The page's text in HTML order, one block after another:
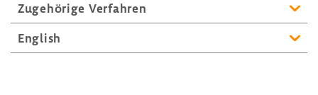
Zuge­hö­rige Verfahren
English